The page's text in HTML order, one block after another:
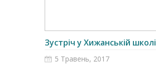
Зустріч у Хижанській школі
5 Травень, 2017